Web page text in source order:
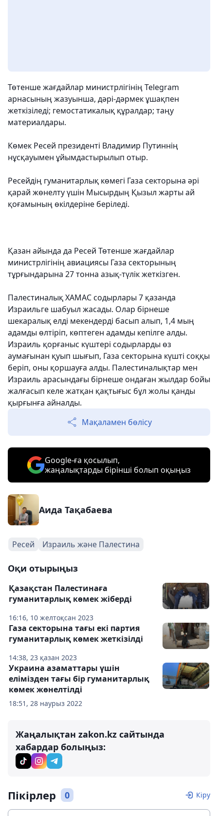
Төтенше жағдайлар министрлігінің Telegram
арнасының жазуынша, дәрі-дәрмек ұшақпен
жеткізіледі; гемостатикалық құралдар; таңу
материалдары.
Көмек Ресей президенті Владимир Путиннің
нұсқауымен ұйымдастырылып отыр.
Ресейдің гуманитарлық көмегі Газа секторына әрі
қарай жөнелту үшін Мысырдың Қызыл жарты ай
қоғамының өкілдеріне беріледі.
Қазан айында да Ресей Төтенше жағдайлар
министрлігінің авиациясы Газа секторының
тұрғындарына 27 тонна азық-түлік жеткізген.
Палестиналық ХАМАС содырлары 7 қазанда
Израильге шабуыл жасады. Олар бірнеше
шекаралық елді мекендерді басып алып, 1,4 мың
адамды өлтіріп, көптеген адамды кепілге алды.
Израиль қорғаныс күштері содырларды өз
аумағынан қуып шығып, Газа секторына күшті соққы
беріп, оны қоршауға алды. Палестиналықтар мен
Израиль арасындағы бірнеше ондаған жылдар бойы
жалғасып келе жатқан қақтығыс бұл жолы қанды
қырғынға айналды.
Мақаламен бөлісу
Google-ға қосылып,
жаңалықтарды бірінші болып оқыңыз
Аида Тақабаева
Ресей Израиль және Палестина
Оқи отырыңыз
16:16, 10 желтоқсан 2023
Қазақстан Палестинаға
гуманитарлық көмек жіберді
14:38, 23 қазан 2023
Газа секторына тағы екі партия
гуманитарлық көмек жеткізілді
18:51, 28 наурыз 2022
Украина азаматтары үшін
елімізден тағы бір гуманитарлық
көмек жөнелтілді
Жаңалықтан zakon.kz сайтында
хабардар болыңыз:
Пікірлер 0 Кіру